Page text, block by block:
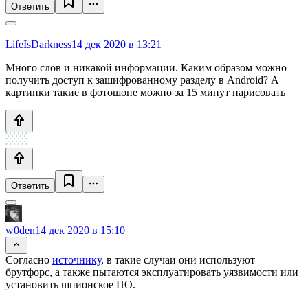
Ответить
LifeIsDarkness14 дек 2020 в 13:21
Много слов и никакой информации. Каким образом можно
получить доступ к зашифрованному разделу в Android? А
картинки такие в фотошопе можно за 15 минут нарисовать
Ответить
w0den14 дек 2020 в 15:10
Согласно источнику, в такие случаи они используют
брутфорс, а также пытаются эксплуатировать уязвимости или
установить шпионское ПО.